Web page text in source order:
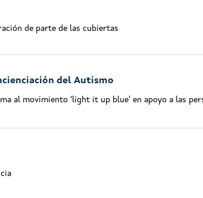
de parte de las cubiertas
del Autismo
al movimiento ‘light it up blue' en apoyo a las